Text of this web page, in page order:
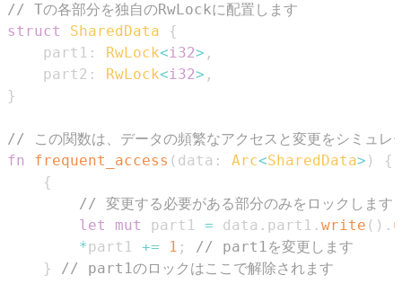
// Tの各部分を独自のRwLockに配置します
struct
SharedData
{
    part1
: RwLock<i32> ,
    part2
: RwLock<i32> ,
}
// この関数は、データの頻繁なアクセスと変更をシミュレ
fn
frequent_access ( data : Arc<SharedData> )
{
{
// 変更する必要がある部分のみをロックします
let
mut part1 = data . part1 . write ( ) .
*part1 += 1 ;
// part1を変更します
}
// part1のロックはここで解除されます